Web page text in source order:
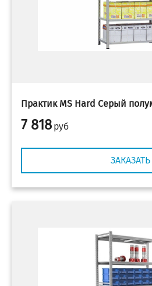
Практик MS Hard Серый
7 818 руб
ЗАКАЗАТЬ